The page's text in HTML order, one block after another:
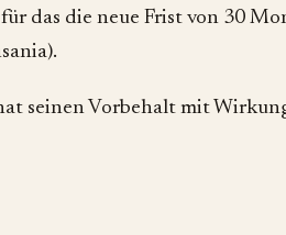
für das die neue Frist von 30
seinen Vorbehalt mit